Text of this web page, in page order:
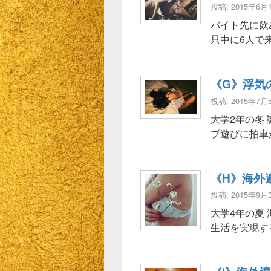
投稿: 2015年6月
バイト先に
只中に6人で
《G》浮
投稿: 2015年7月
大学2年の冬
ブ遊びに拍
《H》海
投稿: 2015年9月
大学4年の夏
生活を実現